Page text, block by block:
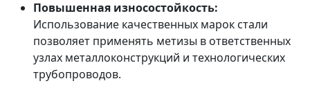
Повышенная износостойкость:
Использование качественных марок стали
позволяет применять метизы в ответственных
узлах металлоконструкций и технологических
трубопроводов.